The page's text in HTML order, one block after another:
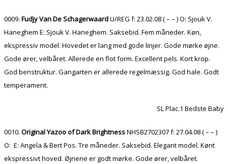
0009. Fudjy Van De SchagerwaardU/REG f: 23.02.08 ( – – ) O: Sjouk V.
Haneghem E: Sjouk V. Haneghem. Saksebid. Fem måneder. Køn,
ekspressiv model. Hovedet er lang med gode linjer. Gode mørke øjne.
Gode ører, velbåret. Allerede en flot form. Excellent pels. Kort krop.
God benstruktur. Gangarten er allerede regelmæssig. God hale. Godt
temperament.
SL Plac.1 Bedste Baby
0010. Original Yazoo of Dark BrightnessNHSB2702307 f: 27.04.08 ( – – )
O: E: Angela & Bert Pos. Tre måneder. Saksebid. Elegant model. Kønt
ekspressivt hoved. Øjnene er godt mørke. Gode ører, velbåret.